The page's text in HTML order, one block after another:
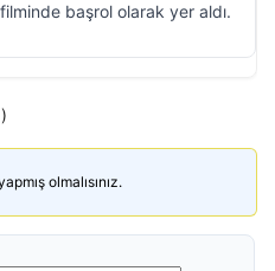
başrol olarak yer aldı.
olmalısınız.